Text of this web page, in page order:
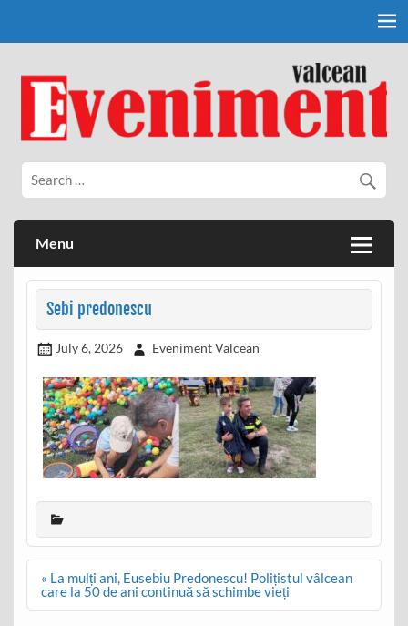
Eveniment Valcean
Menu
Sebi predonescu
July 6, 2026 Eveniment Valcean
Post
navigation
« La mulți ani, Eusebiu Predonescu! Polițistul vâlcean
care la 50 de ani continuă să schimbe vieți